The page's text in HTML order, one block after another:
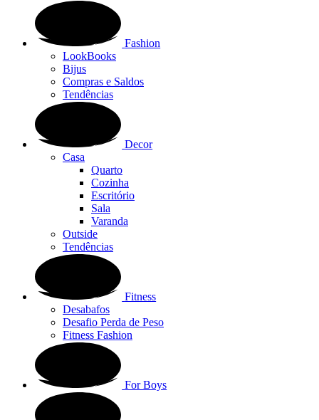
Fashion
LookBooks
Bijus
Compras e Saldos
Tendências
Decor
Casa
Quarto
Cozinha
Escritório
Sala
Varanda
Outside
Tendências
Fitness
Desabafos
Desafio Perda de Peso
Fitness Fashion
For Boys